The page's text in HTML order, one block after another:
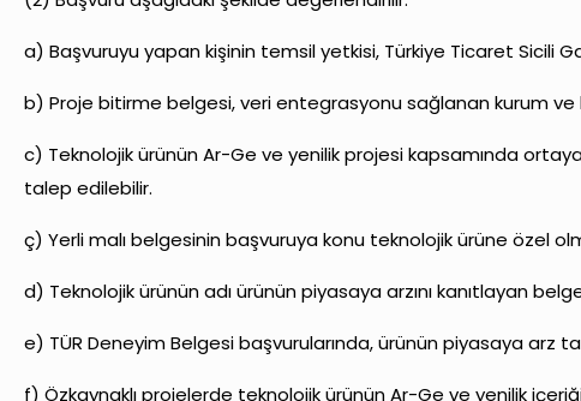
a) Başvuruyu yapan kişinin temsil yetkisi, Türkiye Ticaret Sicili
b) Proje bitirme belgesi, veri entegrasyonu sağlanan kurum ve
c) Teknolojik ürünün Ar-Ge ve yenilik projesi kapsamında
talep edilebilir.
ç) Yerli malı belgesinin başvuruya konu teknolojik ürüne özel
d) Teknolojik ürünün adı ürünün piyasaya arzını kanıtlayan
e) TÜR Deneyim Belgesi başvurularında, ürünün piyasaya arz
f) Özkaynaklı projelerde teknolojik ürünün Ar-Ge ve yenilik